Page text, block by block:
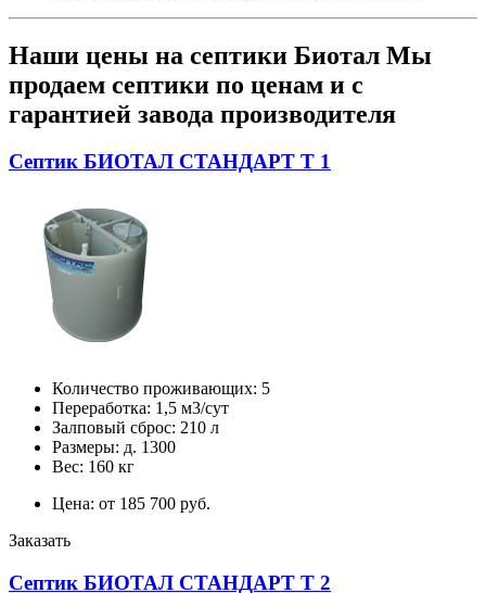
Наши цены на cептики Биотал Мы
продаем септики по ценам и с
гарантией завода производителя
Септик БИОТАЛ СТАНДАРТ Т 1
Количество проживающих: 5
Переработка: 1,5 м3/сут
Залповый сброс: 210 л
Размеры: д. 1300
Вес: 160 кг
Цена: от 185 700 руб.
Заказать
Септик БИОТАЛ СТАНДАРТ Т 2